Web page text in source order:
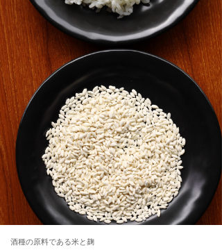
酒種の原料である米と麹